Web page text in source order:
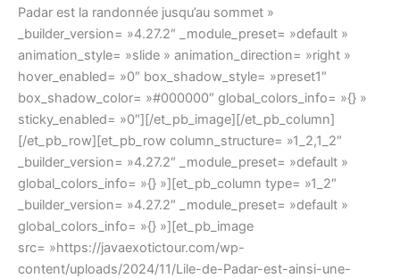
Padar est la randonnée jusqu’au sommet »
_builder_version= »4.27.2″ _module_preset= »default »
animation_style= »slide » animation_direction= »right »
hover_enabled= »0″ box_shadow_style= »preset1″
box_shadow_color= »#000000″ global_colors_info= »{} »
sticky_enabled= »0″][/et_pb_image][/et_pb_column]
[/et_pb_row][et_pb_row column_structure= »1_2,1_2″
_builder_version= »4.27.2″ _module_preset= »default »
global_colors_info= »{} »][et_pb_column type= »1_2″
_builder_version= »4.27.2″ _module_preset= »default »
global_colors_info= »{} »][et_pb_image
src= »https://javaexotictour.com/wp-
content/uploads/2024/11/Lile-de-Padar-est-ainsi-une-